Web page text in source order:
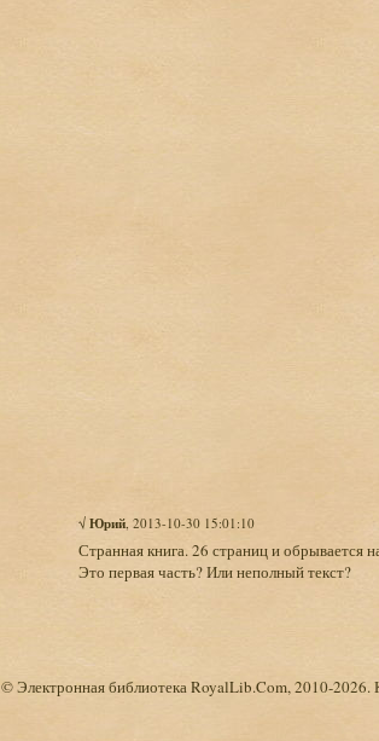
√ Юрий, 2013-10-30 15:01:10
Странная книга. 26 страниц и обрывается
Это первая часть? Или неполный текст?
© Электронная библиотека RoyalLib.Com, 2010-2026.